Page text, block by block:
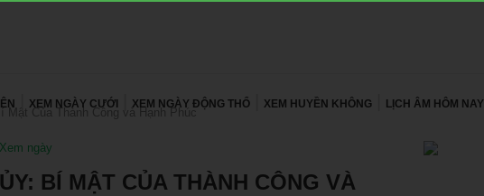
XEM NGÀY CƯỚI XEM NGÀY ĐỘNG THỔ XEM HUYỀN KHÔNG LỊCH ÂM HÔM NAY
Của Thành Công và Hạnh Phúc
Xem ngày
BÍ MẬT CỦA THÀNH CÔNG VÀ